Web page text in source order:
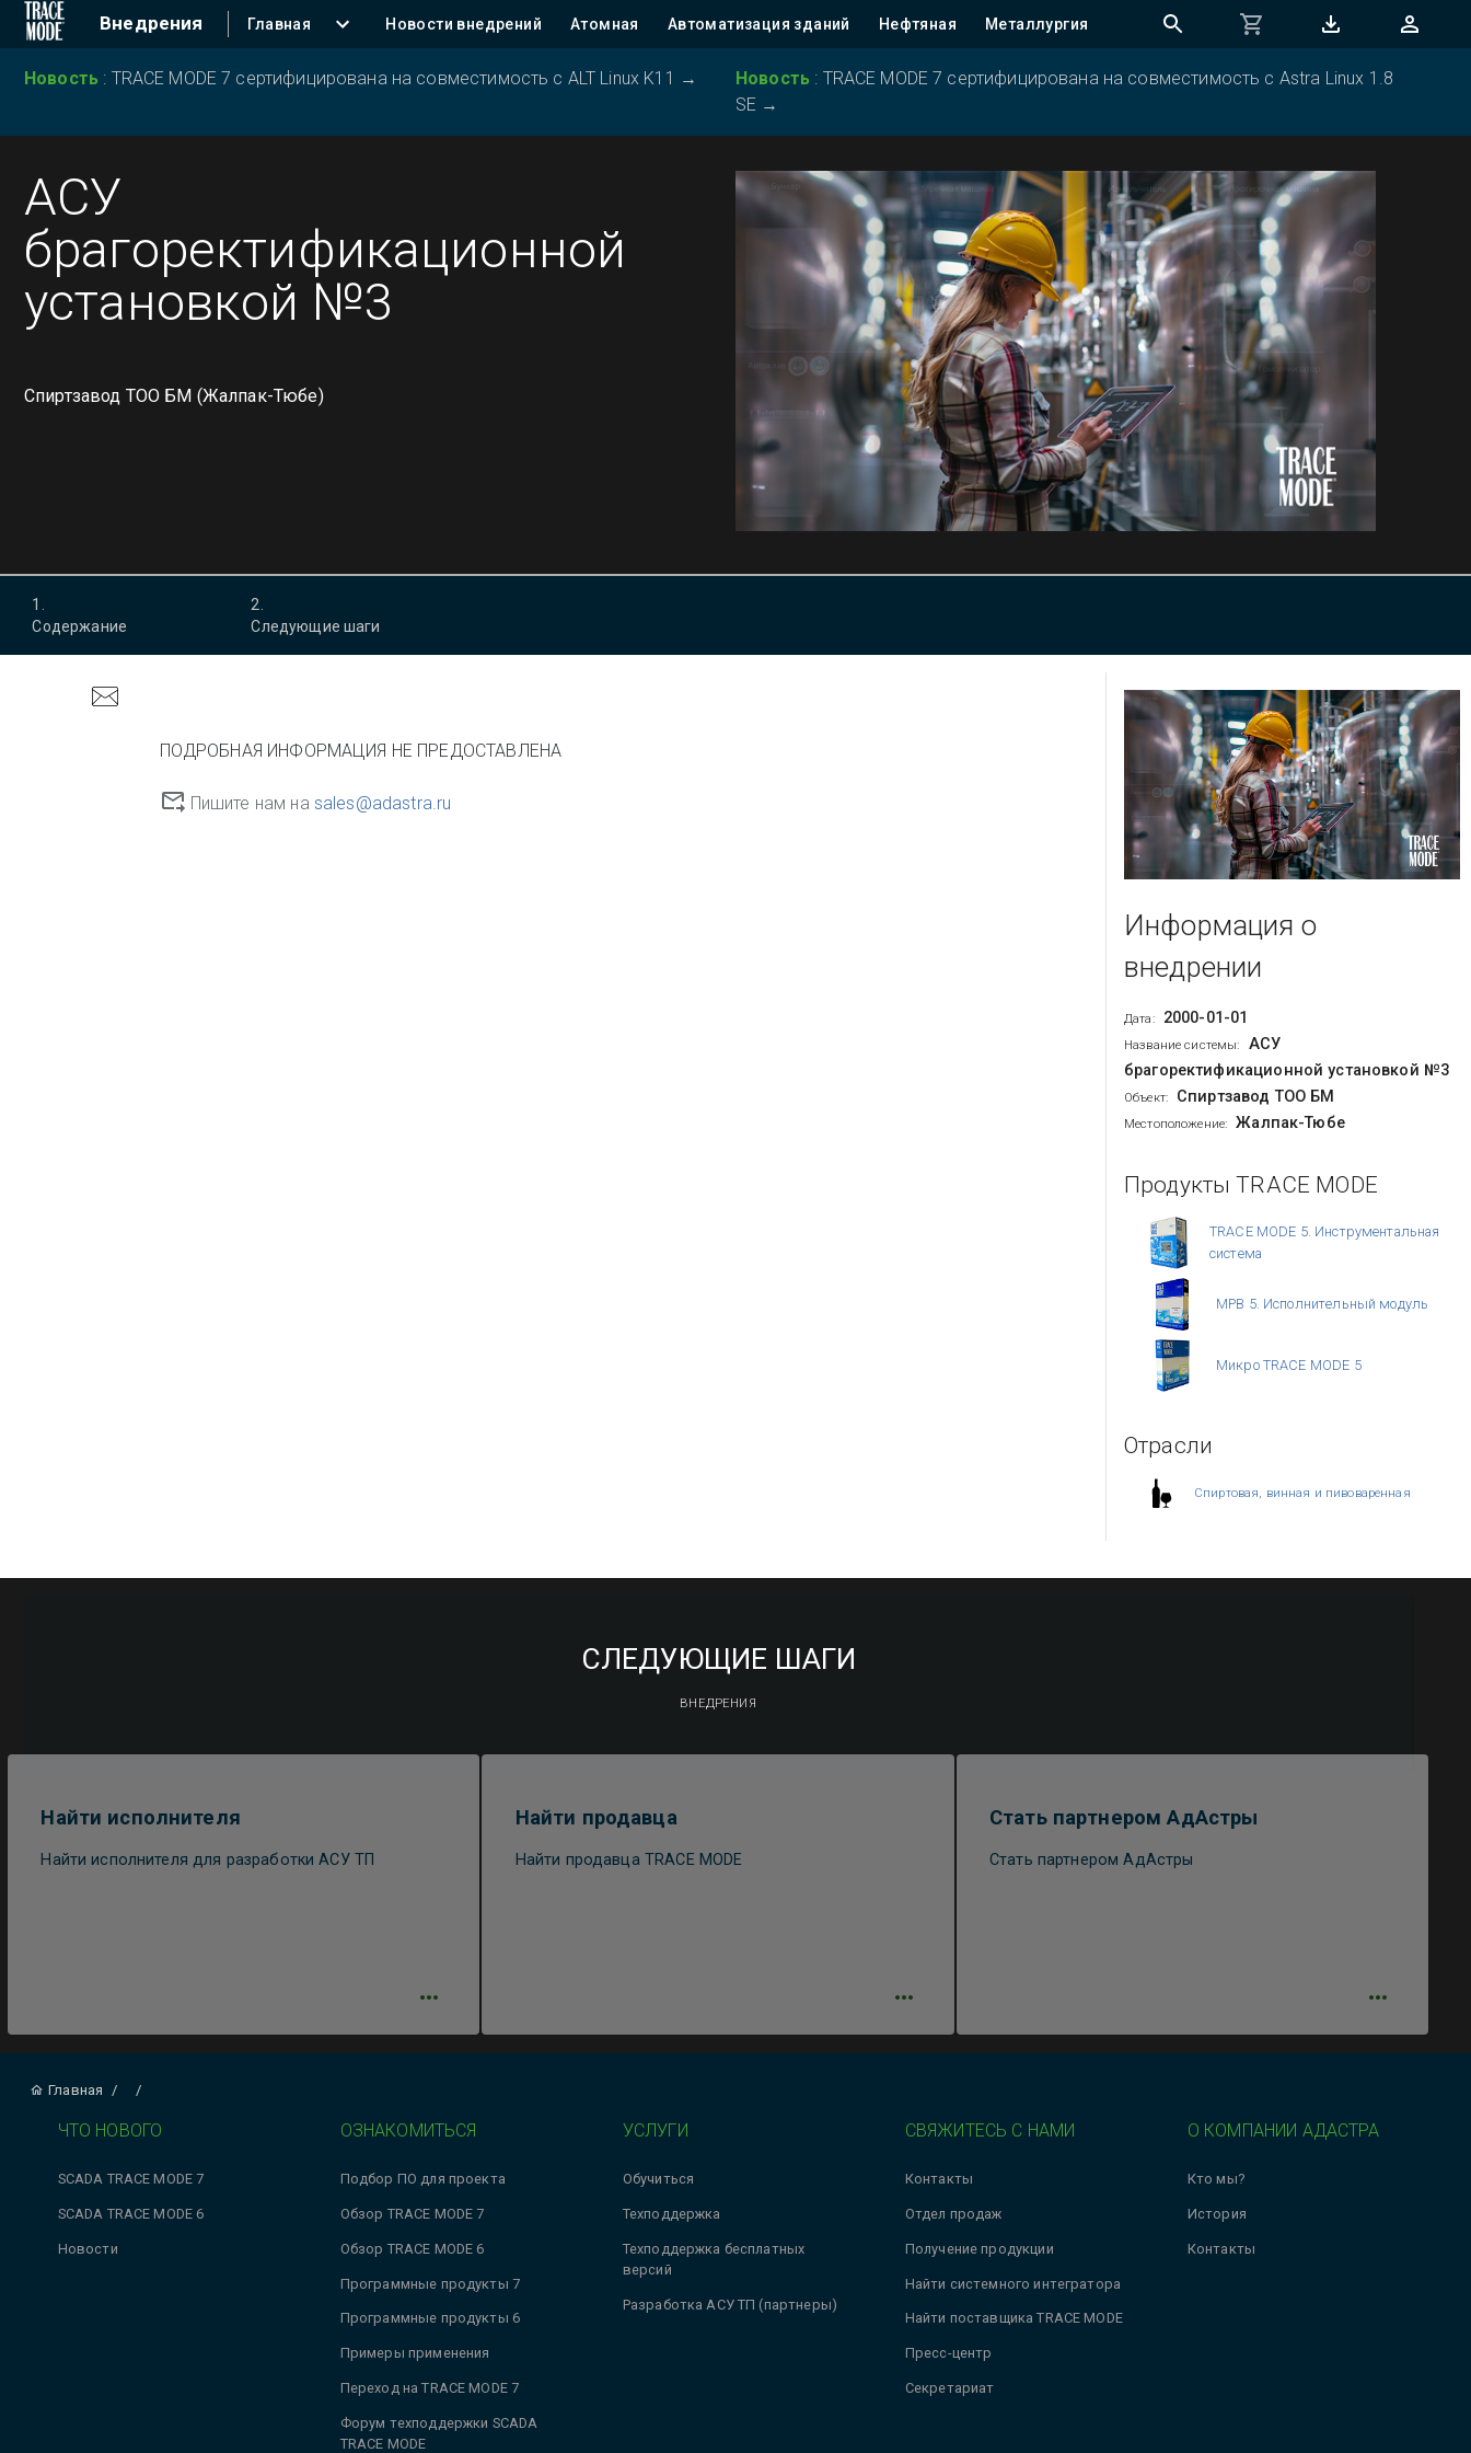
Внедрения Главная Новости внедрений Атомная Автоматизация зданий Нефтяная Металлургия
Новость : TRACE MODE 7 сертифицирована на совместимость с ALT Linux K11 → Новость : TRACE MODE 7 сертифицирована на совместимость с Astra Linux 1.8
SE →
АСУ
брагоректификационной
установкой №3
Спиртзавод ТОО БМ (Жалпак-Тюбе)
1
Содержание
2
Следующие шаги
ПОДРОБНАЯ ИНФОРМАЦИЯ НЕ ПРЕДОСТАВЛЕНА
Пишите нам на sales@adastra.ru
Информация о
внедрении
Дата: 2000-01-01
Название системы:
АСУ
брагоректификационной установкой №3
Объект: Спиртзавод ТОО БМ
Местоположение: Жалпак-Тюбе
Продукты TRACE MODE
TRACE MODE 5. Инструментальная
система
МРВ 5. Исполнительный модуль
Микро TRACE MODE 5
Отрасли
Спиртовая, винная и пивоваренная
СЛЕДУЮЩИЕ ШАГИ
ВНЕДРЕНИЯ
Найти исполнителя
Найти исполнителя для разработки АСУ ТП
Найти продавца
Найти продавца TRACE MODE
Стать партнером АдАстры
Стать партнером АдАстры
Главная / /
ЧТО НОВОГО
SCADA TRACE MODE 7
SCADA TRACE MODE 6
Новости
ОЗНАКОМИТЬСЯ
Подбор ПО для проекта
Обзор TRACE MODE 7
Обзор TRACE MODE 6
Программные продукты 7
Программные продукты 6
Примеры применения
Переход на TRACE MODE 7
Форум техподдержки SCADA
TRACE MODE
УСЛУГИ
Обучиться
Техподдержка
Техподдержка бесплатных
версий
Разработка АСУ ТП (партнеры)
СВЯЖИТЕСЬ С НАМИ
Контакты
Отдел продаж
Получение продукции
Найти системного интегратора
Найти поставщика TRACE MODE
Пресс-центр
Секретариат
О КОМПАНИИ АДАСТРА
Кто мы?
История
Контакты